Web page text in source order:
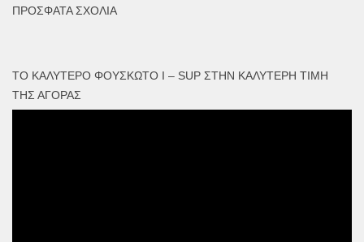
ΠΡΌΣΦΑΤΑ ΣΧΌΛΙΑ
ΤΟ ΚΑΛΎΤΕΡΟ ΦΟΥΣΚΩΤΟ I – SUP ΣΤΗΝ ΚΑΛΎΤΕΡΗ ΤΙΜΉ
ΤΗΣ ΑΓΟΡΆΣ